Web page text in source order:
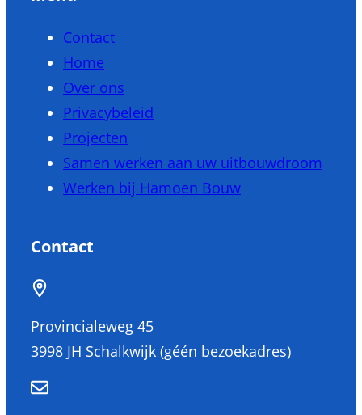
Contact
Home
Over ons
Privacybeleid
Projecten
Samen werken aan uw uitbouwdroom
Werken bij Hamoen Bouw
Contact
Provincialeweg 45
3998 JH Schalkwijk (géén bezoekadres)